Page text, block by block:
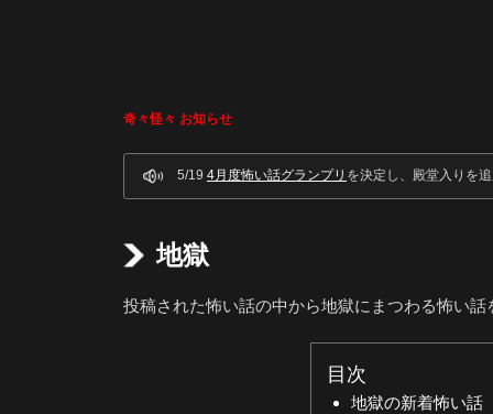
奇々怪々 お知らせ
5/19 4月度怖い話グランプリ を決定し、殿堂入りを
地獄
投稿された怖い話の中から地獄にまつわる怖い
目次
地獄の新着怖い話